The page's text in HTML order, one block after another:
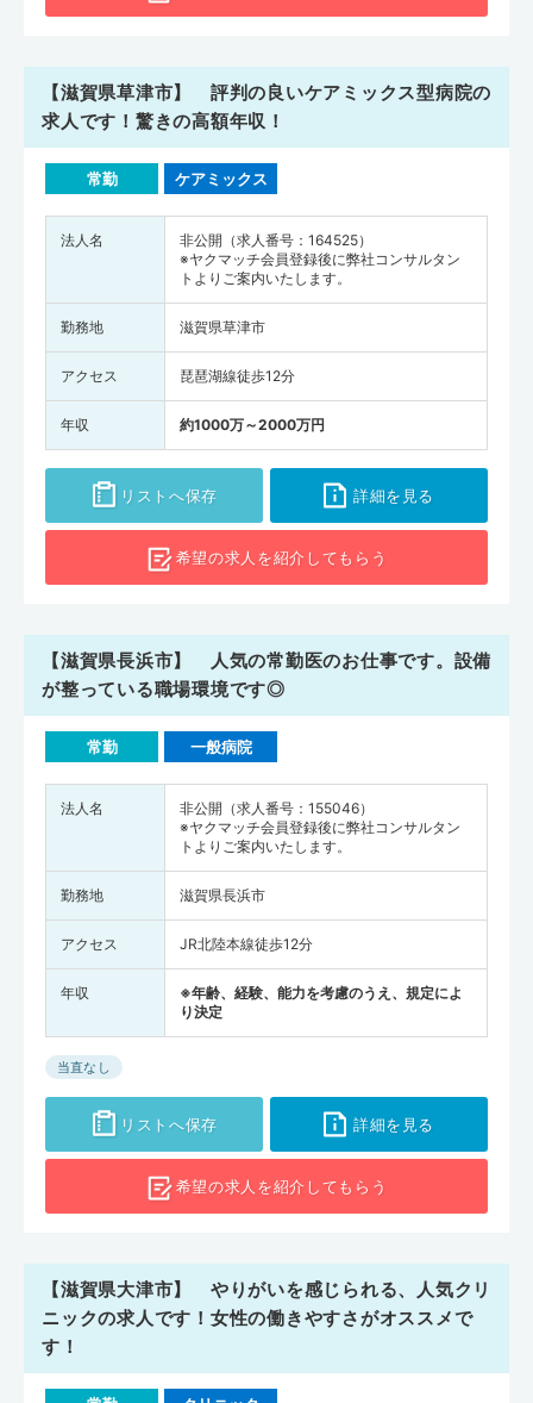
【滋賀県草津市】 評判の良いケアミックス型病院の
求人です！驚きの高額年収！
常勤 ケアミックス
法人名
非公開（求人番号：164525）
※ヤクマッチ会員登録後に弊社コンサルタン
トよりご案内いたします。
勤務地 滋賀県草津市
アクセス 琵琶湖線徒歩12分
年収 約1000万～2000万円
リストへ保存 詳細を見る
希望の求人を紹介してもらう
【滋賀県長浜市】 人気の常勤医のお仕事です。設備
が整っている職場環境です◎
常勤 一般病院
法人名
非公開（求人番号：155046）
※ヤクマッチ会員登録後に弊社コンサルタン
トよりご案内いたします。
勤務地 滋賀県長浜市
アクセス JR北陸本線徒歩12分
年収
※年齢、経験、能力を考慮のうえ、規定によ
り決定
当直なし
リストへ保存 詳細を見る
希望の求人を紹介してもらう
【滋賀県大津市】 やりがいを感じられる、人気クリ
ニックの求人です！女性の働きやすさがオススメで
す！